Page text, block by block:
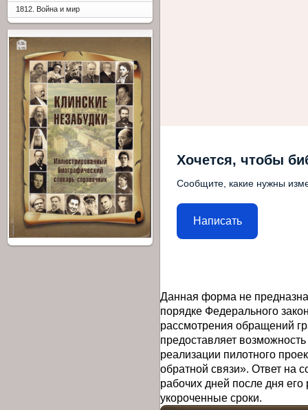
Хочется, чтобы
Сообщите, какие нужны
Написать
Данная форма не
порядке Федерального
рассмотрения обращений
предоставляет
реализации пилотного
обратной связи». Ответ на
рабочих дней после дня
укороченные сроки.
1812. Война и мир